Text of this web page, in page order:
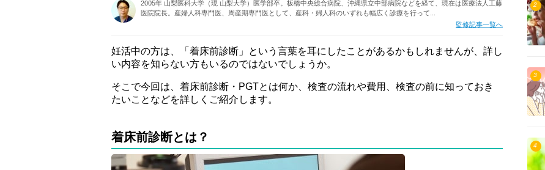
2005年 山梨医科大学（現 山梨大学）医学部卒。板橋中央総合病院、沖縄県立中部病院などを経て、現在は医療法人工藤
医院院長。産婦人科専門医、周産期専門医として、産科・婦人科のいずれも幅広く診療を行って...
監修記事一覧へ
妊活中の方は、「着床前診断」という言葉を耳にしたことがあるかもしれませんが、詳し
い内容を知らない方もいるのではないでしょうか。
そこで今回は、着床前診断・PGTとは何か、検査の流れや費用、検査の前に知っておき
たいことなどを詳しくご紹介します。
着床前診断とは？
2
3
4